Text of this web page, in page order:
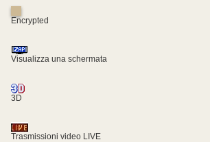
Encrypted
Visualizza una schermata
3D
Trasmissioni video LIVE